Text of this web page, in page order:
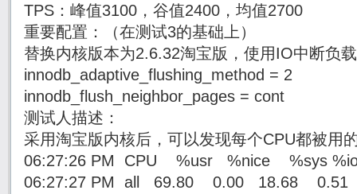
TPS：峰值3100，谷值2400，均值2700
重要配置：（在测试3的基础上）
替换内核版本为2.6.32淘宝版，使用IO中断负
innodb_adaptive_flushing_method = 2
innodb_flush_neighbor_pages = cont
测试人描述：
采用淘宝版内核后，可以发现每个CPU都被用
06:27:26 PM CPU %usr %nice %sys
06:27:27 PM all 69.80 0.00 18.68